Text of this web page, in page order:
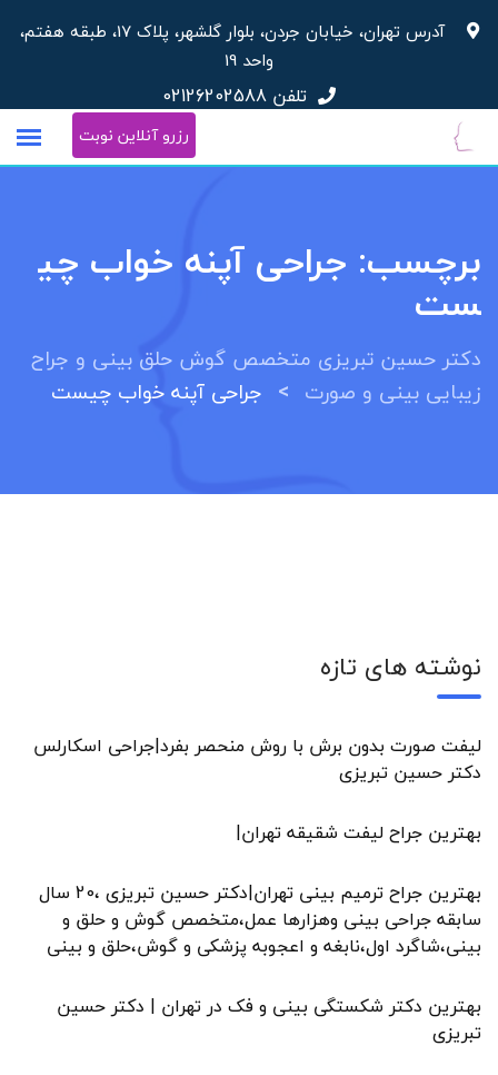
آدرس تهران، خیابان جردن، بلوار گلشهر، پلاک 17، طبقه هفتم،
واحد 19
تلفن 02126202588
رزرو آنلاین نوبت
برچسب: جراحی آپنه خواب چی
ست
دکتر حسین تبریزی متخصص گوش حلق بینی و جراح
زیبایی بینی و صورت > جراحی آپنه خواب چیست
نوشته های تازه
لیفت صورت بدون برش با روش منحصر بفرد|جراحی اسکارلس
دکتر حسین تبریزی
بهترین جراح لیفت شقیقه تهران|
بهترین جراح ترمیم بینی تهران|دکتر حسین تبریزی ،20 سال
سابقه جراحی بینی وهزارها عمل،متخصص گوش و حلق و
بینی،شاگرد اول،نابغه و اعجوبه پزشکی و گوش،حلق و بینی
بهترین دکتر شکستگی بینی و فک در تهران | دکتر حسین
تبریزی